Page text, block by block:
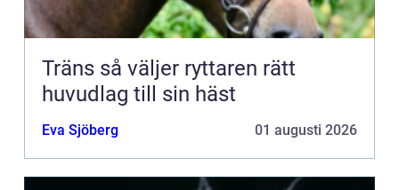
Träns så väljer ryttaren rätt
huvudlag till sin häst
Eva Sjöberg 01 augusti 2026